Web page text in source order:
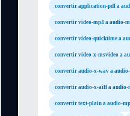
convertir application-pdf a
convertir video-mp4 a audio-
convertir video-quicktime a
convertir video-x-msvideo a
convertir audio-x-wav a
convertir audio-x-aiff a audio-
convertir text-plain a audio-